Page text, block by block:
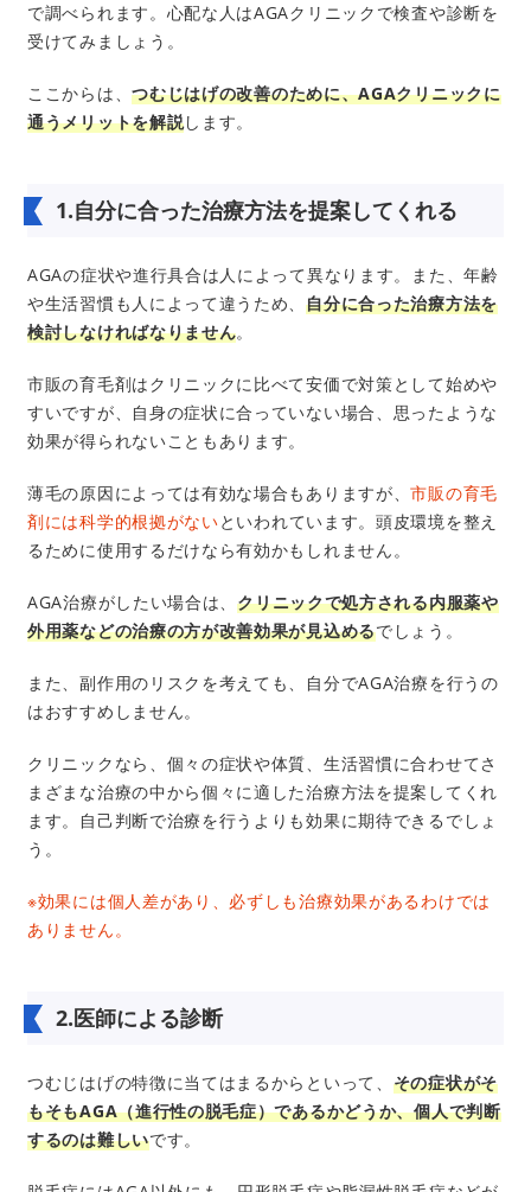
で調べられます。心配な人はAGAクリニックで検査や診断を
受けてみましょう。
ここからは、つむじはげの改善のために、AGAクリニックに
通うメリットを解説します。
1.自分に合った治療方法を提案してくれる
AGAの症状や進行具合は人によって異なります。また、年齢
や生活習慣も人によって違うため、自分に合った治療方法を
検討しなければなりません。
市販の育毛剤はクリニックに比べて安価で対策として始めや
すいですが、自身の症状に合っていない場合、思ったような
効果が得られないこともあります。
薄毛の原因によっては有効な場合もありますが、市販の育毛
剤には科学的根拠がないといわれています。頭皮環境を整え
るために使用するだけなら有効かもしれません。
AGA治療がしたい場合は、クリニックで処方される内服薬や
外用薬などの治療の方が改善効果が見込めるでしょう。
また、副作用のリスクを考えても、自分でAGA治療を行うの
はおすすめしません。
クリニックなら、個々の症状や体質、生活習慣に合わせてさ
まざまな治療の中から個々に適した治療方法を提案してくれ
ます。自己判断で治療を行うよりも効果に期待できるでしょ
う。
※効果には個人差があり、必ずしも治療効果があるわけでは
ありません。
2.医師による診断
つむじはげの特徴に当てはまるからといって、 その症状がそ
もそもAGA（進行性の脱毛症）であるかどうか、個人で判断
するのは難しいです。